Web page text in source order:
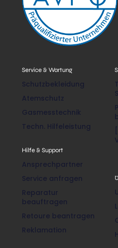
Service & Wartung
Schutzbekleidung
Atemschutz
Gasmesstechnik
Techn. Hilfeleistung
Hilfe & Support
Ansprechpartner
Service anfragen
Reparatur
beauftragen
Retoure beantragen
Reklamation